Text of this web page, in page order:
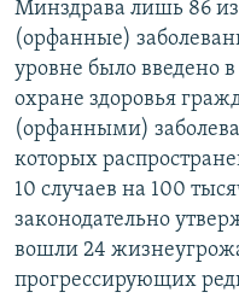
Минздрава лишь 86
(орфанные)
уровне было введено
охране здоровья
(орфанными)
которых
10 случаев на 100
законодательно
вошли 24
прогрессирующих